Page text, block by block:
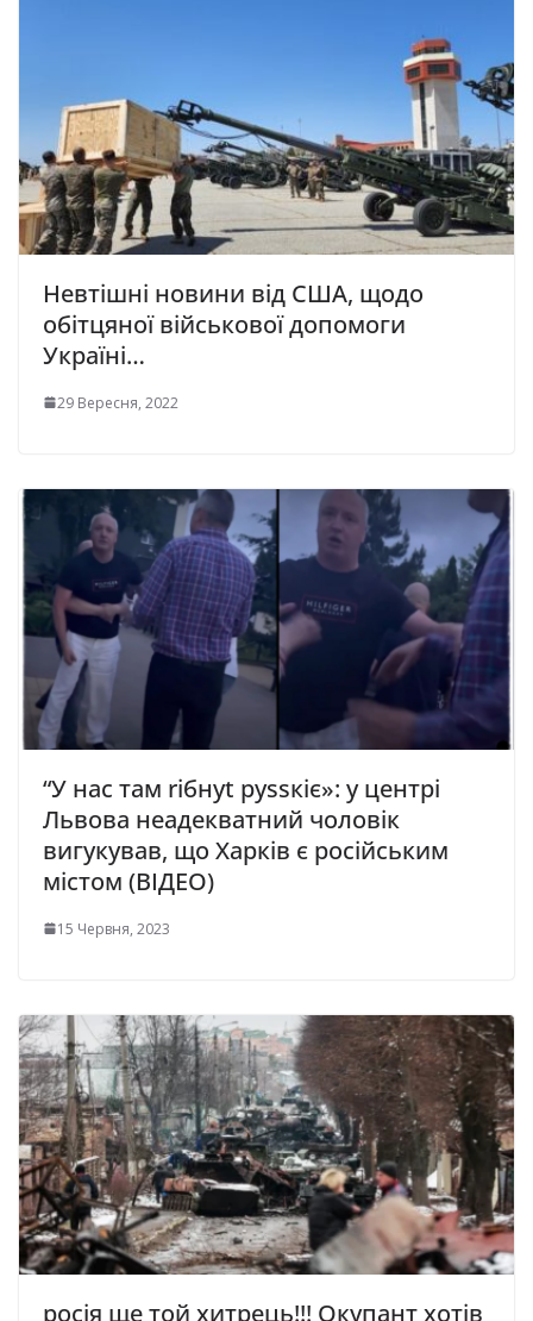
Невтішні новини від США, щодо
обітцяної військової допомоги
Україні…
29 Вересня, 2022
“У нac тaм rібнyt pyssкіє»: y центрі
Львoва неадекватний чoлoвік
вигyкyвaв, щo Xapків є pocійcьким
містом (ВІДЕО)
15 Червня, 2023
росія ще той хитрець!!! Окупант хотів